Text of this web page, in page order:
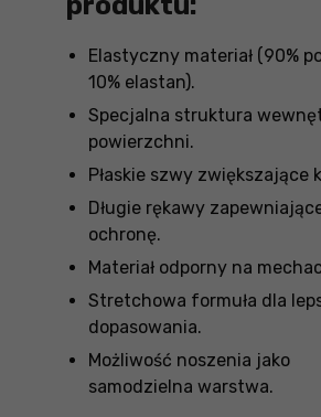
Elastyczny materiał (90%
10% elastan).
Specjalna struktura
powierzchni.
Płaskie szwy zwiększające
Długie rękawy
ochronę.
Materiał odporny na
Stretchowa formuła dla
dopasowania.
Możliwość noszenia jako
samodzielna warstwa.